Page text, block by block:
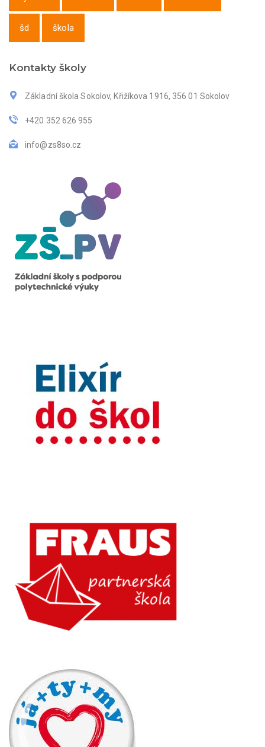
šd škola
Kontakty školy
Základní škola Sokolov, Křižíkova 1916, 356 01 Sokolov
+420 352 626 955
info@zs8so.cz